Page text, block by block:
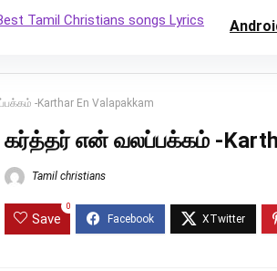
-Karthar En Valapakkam
கர்த்தர் என் வலப்பக்கம் -
Tamil christians
Save
0